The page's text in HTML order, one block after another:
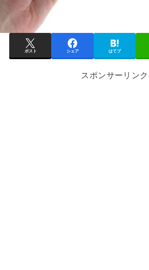
ポスト シェア はてブ
スポンサーリンク